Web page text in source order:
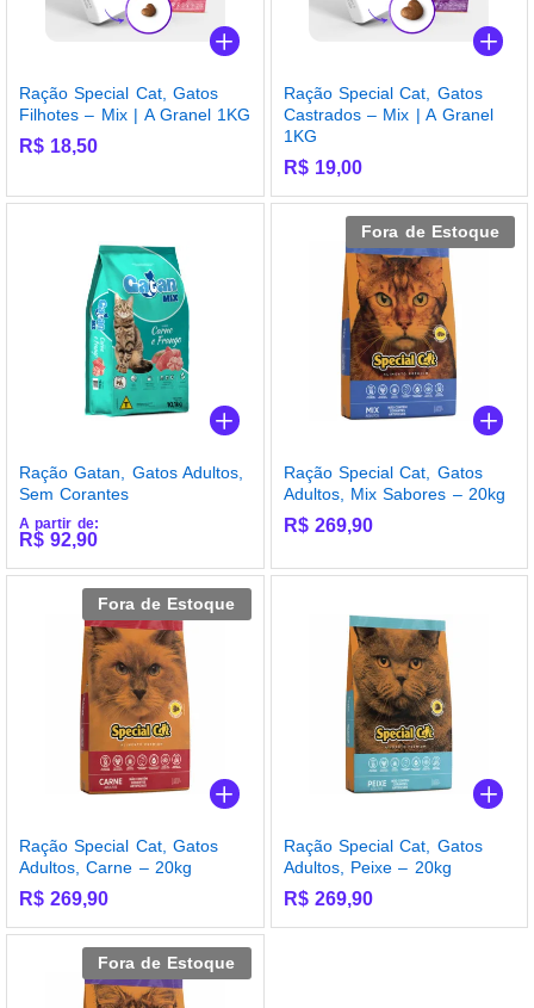
Ração Special Cat, Gatos
Filhotes – Mix | A Granel 1KG
R$ 18,50
Ração Special Cat, Gatos
Castrados – Mix | A Granel
1KG
R$19,00
Ração Gatan, Gatos Adultos,
Sem Corantes
A partir de:
R$ 92,90
Fora de Estoque
Ração Special Cat, Gatos
Adultos, Mix Sabores – 20kg
R$269,90
Fora de Estoque
Ração Special Cat, Gatos
Adultos, Carne – 20kg
R$ 269,90
Ração Special Cat, Gatos
Adultos, Peixe – 20kg
R$269,90
Fora de Estoque